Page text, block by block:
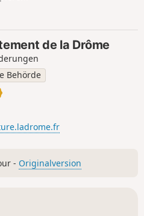
de la Drôme
Behörde
- Originalversion